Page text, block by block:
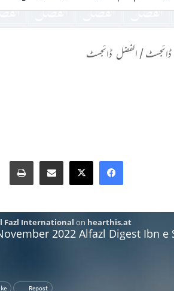
/ الفضل ڈائجسٹ
Facebook
X
Share via Email